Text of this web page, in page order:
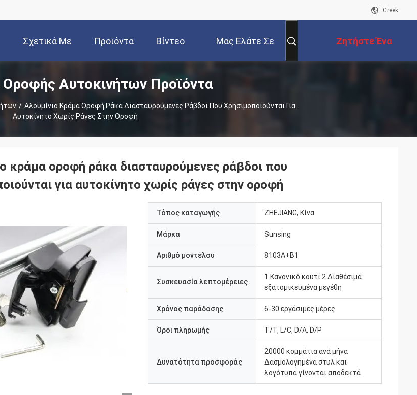
Greek
Σχετικά Με
Εμάς
Προϊόντα Βίντεο Μας Ελάτε Σε Ζητήστε Ένα
Απόσπασμα
Οροφής Αυτοκινήτων Προϊόντα
/ Αλουμίνιο Κράμα Οροφή Ράκα Διασταυρούμενες Ράβδοι Που Χρησιμοποιούνται Για
Αυτοκίνητο Χωρίς Ράγες Στην Οροφή
κράμα οροφή ράκα διασταυρούμενες ράβδοι που
για αυτοκίνητο χωρίς ράγες στην οροφή
Τόπος καταγωγής ZHEJIANG, Κίνα
Μάρκα Sunsing
Αριθμό μοντέλου 8103Α+Β1
Συσκευασία λεπτομέρειες
1.Κανονικό κουτί 2.Διαθέσιμα
εξατομικευμένα μεγέθη
Χρόνος παράδοσης 6-30 εργάσιμες μέρες
Όροι πληρωμής Τ/Τ, L/C, D/A, D/P
Δυνατότητα προσφοράς
20000 κομμάτια ανά μήνα
Δασμολογημένα στυλ και
λογότυπα γίνονται αποδεκτά